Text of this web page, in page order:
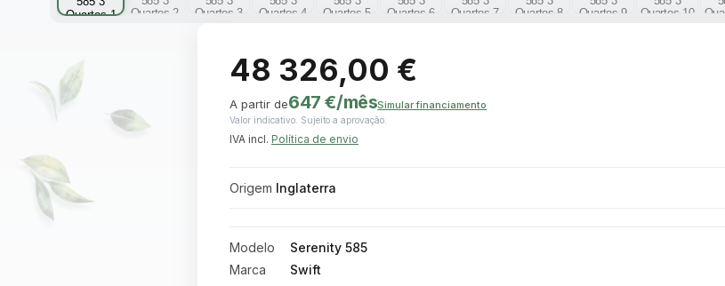
48 326,00 €
A partir de647 €/mêsSimular financiamento
Valor indicativo. Sujeito a aprovação.
IVA incl. Política de envio
Origem Inglaterra
Modelo
Serenity 585
Marca
Swift